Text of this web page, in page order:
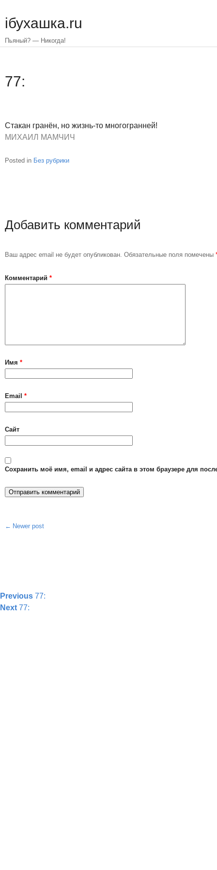
to
main
content
iбухашка.ru
Пьяный? — Никогда!
77:
Стакан гранён, но жизнь-то многогранней!
МИХАИЛ МАМЧИЧ
Posted in Без рубрики
Добавить комментарий
Ваш адрес email не будет опубликован. Обязательные поля помечены
Комментарий *
Имя *
Email *
Сайт
Сохранить моё имя, email и адрес сайта в этом браузере для
Post
Newer post
Previous 77:
Next 77: